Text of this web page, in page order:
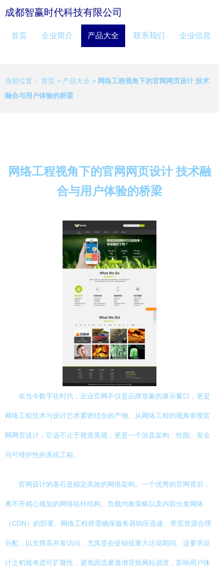
成都智赢时代科技有限公司
首页 企业简介 产品大全 联系我们 企业信息
当前位置： 首页 > 产品大全 > 网络工程视角下的官网网页设计 技术
融合与用户体验的桥梁
网络工程视角下的官网网页设计 技术融
合与用户体验的桥梁
在当今数字化时代，企业官网不仅是品牌形象的展示窗口，更是
网络工程技术与设计艺术紧密结合的产物。从网络工程的视角审视官
网网页设计，它远不止于视觉美观，更是一个涉及架构、性能、安全
与可维护性的系统工程。
官网设计的基石是稳定高效的网络架构。一个优秀的官网背后，
离不开精心规划的网络拓扑结构、负载均衡策略以及内容分发网络
（CDN）的部署。网络工程师需确保服务器响应迅速、带宽资源合理
分配，以支撑高并发访问，尤其是在促销或重大活动期间。这要求设
计之初就考虑可扩展性，避免因流量激增导致网站崩溃，影响用户体